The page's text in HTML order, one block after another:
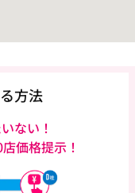
方法
ない！
価格提示！